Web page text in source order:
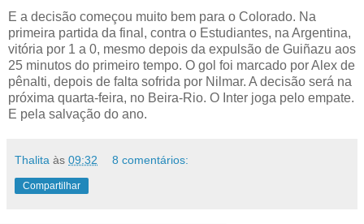
E a decisão começou muito bem para o Colorado. Na
primeira partida da final, contra o Estudiantes, na Argentina,
vitória por 1 a 0, mesmo depois da expulsão de Guiñazu aos
25 minutos do primeiro tempo. O gol foi marcado por Alex de
pênalti, depois de falta sofrida por Nilmar. A decisão será na
próxima quarta-feira, no Beira-Rio. O Inter joga pelo empate.
E pela salvação do ano.
Thalita às 09:32 8 comentários:
Compartilhar